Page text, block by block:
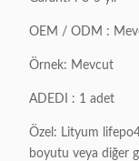
OEM / ODM :
Örnek: Mevcut
ADEDI : 1 adet
Özel: Lityum
boyutu veya diğer